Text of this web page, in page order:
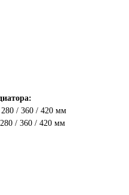
/ 360 / 420 мм
/ 360 / 420 мм